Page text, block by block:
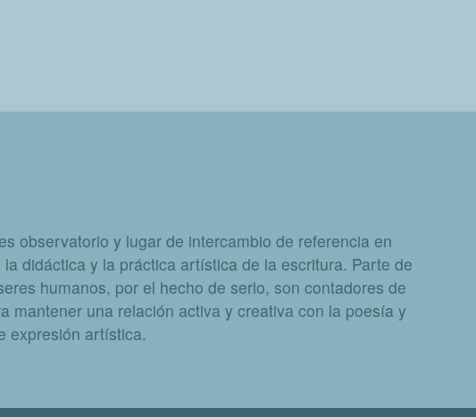
es observatorio y lugar de intercambio de referencia en
didáctica y la práctica artística de la escritura. Parte de
humanos, por el hecho de serlo, son contadores de
mantener una relación activa y creativa con la poesía y
expresión artística.